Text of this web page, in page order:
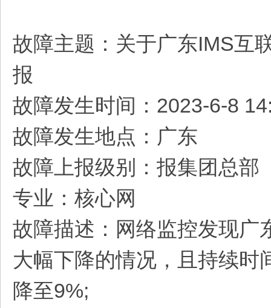
故障主题：关于广东IMS互
报
故障发生时间：2023-6-8
故障发生地点：广东
故障上报级别：报集团总部
专业：核心网
故障描述：网络监控发现广
大幅下降的情况，且持续时
降至9%;